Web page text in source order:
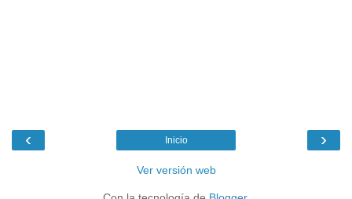
‹ ›
Inicio
Ver versión web